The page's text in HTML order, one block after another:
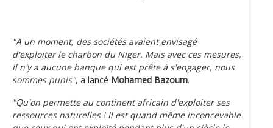
"A un moment, des sociétés avaient envisagé
d'exploiter le charbon du Niger. Mais avec ces mesures,
il n'y a aucune banque qui est prête à s'engager, nous
sommes punis", a lancé Mohamed Bazoum.
"Qu'on permette au continent africain d'exploiter ses
ressources naturelles ! Il est quand même inconcevable